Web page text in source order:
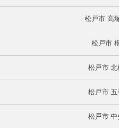
松戸市 高
松戸市
松戸市 北
松戸市 五
松戸市 中